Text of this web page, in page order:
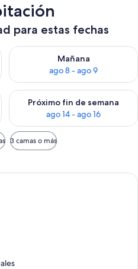
para estas fechas
ago 7 - ago 8
Mañana
ago 8 - ago 9
Consulta la disponibilidad
este fin de semana ago 7 -
Próximo fin de semana
ago 14 - ago 16
Consulta la disponibilidad
3 camas o más
Habitación de hotel moderna con